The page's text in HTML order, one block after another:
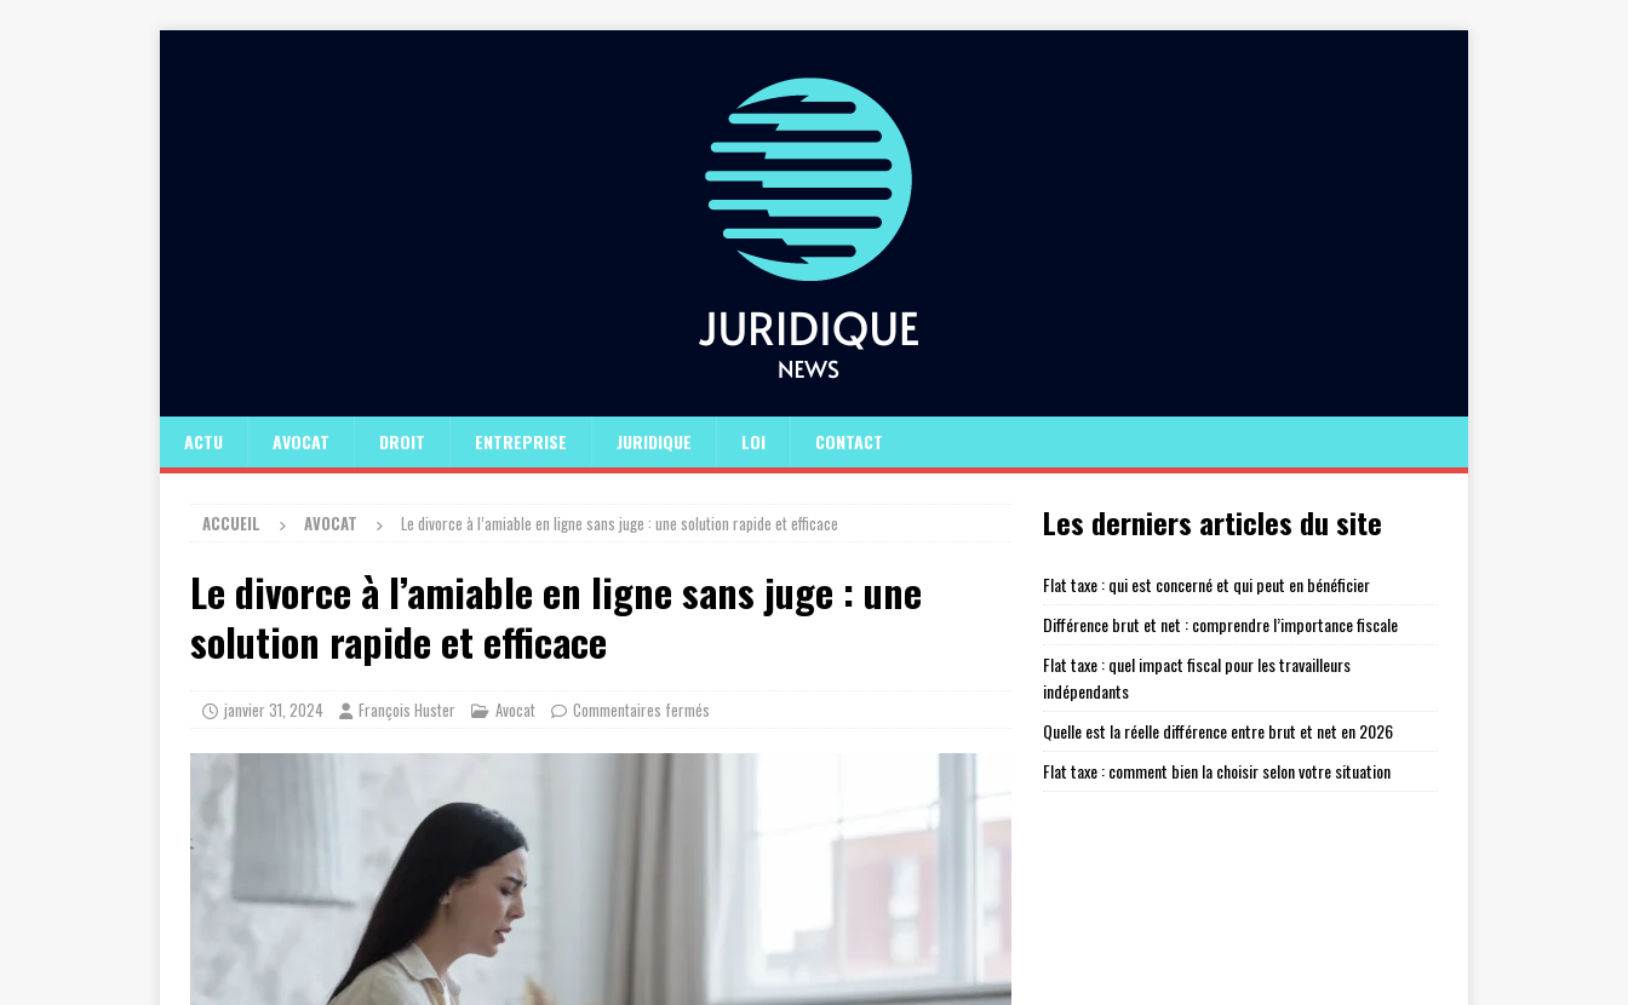
ACTU AVOCAT DROIT ENTREPRISE JURIDIQUE LOI CONTACT
ACCUEIL AVOCAT Le divorce à l’amiable en ligne sans juge : une solution rapide et efficace
Le divorce à l’amiable en ligne sans juge : une
solution rapide et efficace
janvier 31, 2024 François Huster Avocat Commentaires fermés
Les derniers articles du site
Flat taxe : qui est concerné et qui peut en bénéficier
Différence brut et net : comprendre l’importance fiscale
Flat taxe : quel impact fiscal pour les travailleurs
indépendants
Quelle est la réelle différence entre brut et net en 2026
Flat taxe : comment bien la choisir selon votre situation